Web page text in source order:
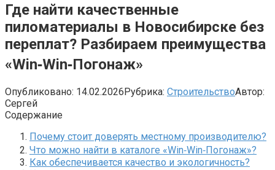
Где найти качественные
пиломатериалы в Новосибирске без
переплат? Разбираем преимущества
«Win‑Win‑Погонаж»
Опубликовано: 14.02.2026Рубрика: СтроительствоАвтор:
Сергей
Содержание
Почему стоит доверять местному производителю?
Что можно найти в каталоге «Win‑Win‑Погонаж»?
Как обеспечивается качество и экологичность?